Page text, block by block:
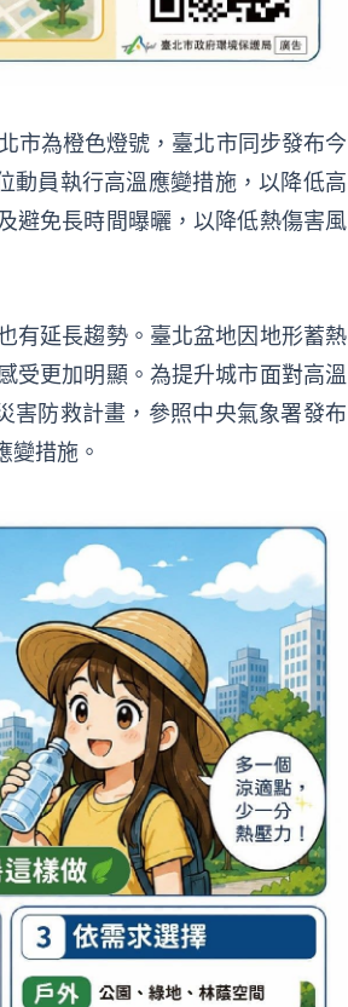
市為橙色燈號，臺北市同步發布今
動員執行高溫應變措施，以降低高
避免長時間曝曬，以降低熱傷害風
有延長趨勢。臺北盆地因地形蓄熱
受更加明顯。為提升城市面對高溫
害防救計畫，參照中央氣象署發布
變措施。